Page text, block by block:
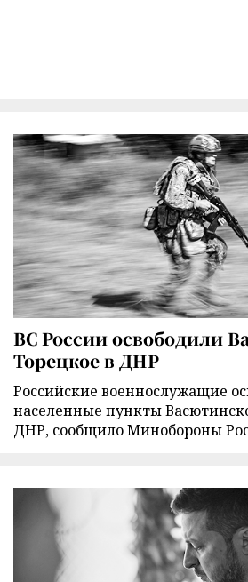
ВС России освободили
Торецкое в ДНР
Российские военнослужащие
населенные пункты
ДНР, сообщило Минобороны